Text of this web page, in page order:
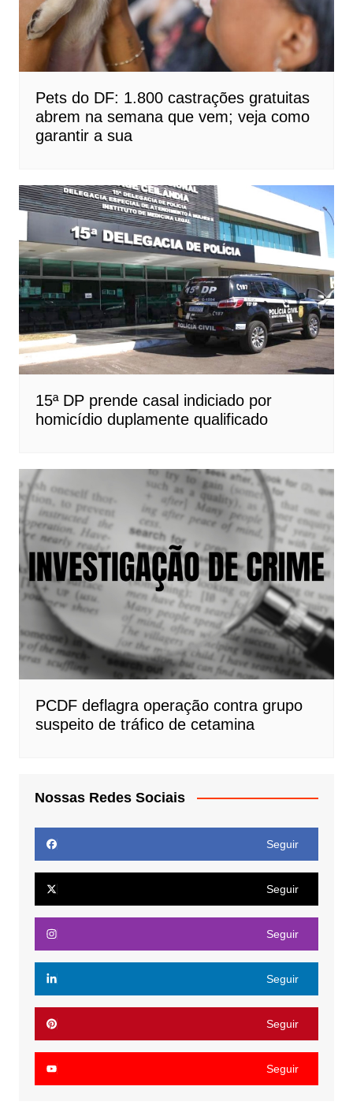
Pets do DF: 1.800 castrações gratuitas
abrem na semana que vem; veja como
garantir a sua
15ª DP prende casal indiciado por
homicídio duplamente qualificado
PCDF deflagra operação contra grupo
suspeito de tráfico de cetamina
Nossas Redes Sociais
Seguir
Seguir
Seguir
Seguir
Seguir
Seguir